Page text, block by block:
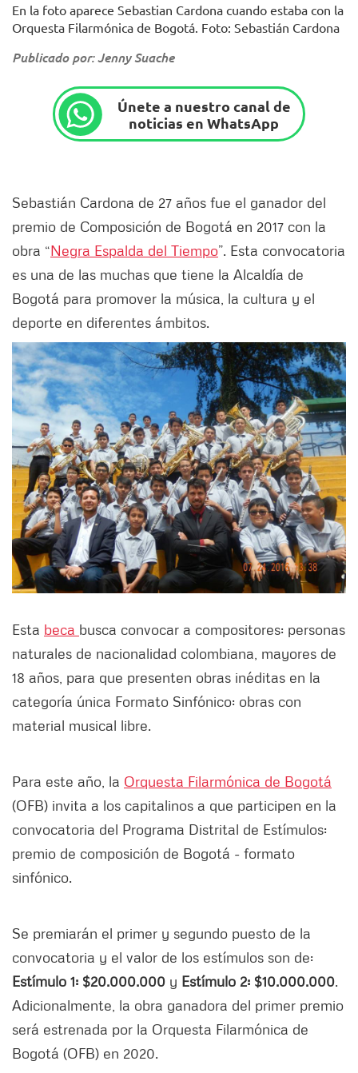
En la foto aparece Sebastian Cardona cuando estaba con la
Orquesta Filarmónica de Bogotá. Foto: Sebastián Cardona
Publicado por: Jenny Suache
Únete a nuestro canal de
noticias en WhatsApp
Sebastián Cardona de 27 años fue el ganador del
premio de Composición de Bogotá en 2017 con la
obra “Negra Espalda del Tiempo”. Esta convocatoria
es una de las muchas que tiene la Alcaldía de
Bogotá para promover la música, la cultura y el
deporte en diferentes ámbitos.
Esta beca busca convocar a compositores: personas
naturales de nacionalidad colombiana, mayores de
18 años, para que presenten obras inéditas en la
categoría única Formato Sinfónico: obras con
material musical libre.
Para este año, la Orquesta Filarmónica de Bogotá
(OFB) invita a los capitalinos a que participen en la
convocatoria del Programa Distrital de Estímulos:
premio de composición de Bogotá - formato
sinfónico.
Se premiarán el primer y segundo puesto de la
convocatoria y el valor de los estímulos son de:
Estímulo 1: $20.000.000 y Estímulo 2: $10.000.000.
Adicionalmente, la obra ganadora del primer premio
será estrenada por la Orquesta Filarmónica de
Bogotá (OFB) en 2020.